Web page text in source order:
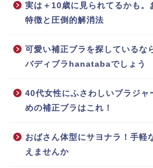
実は＋10歳に見られてるかも。
特徴と圧倒的解消法
可愛い補正ブラを探しているな
バディブラhanatabaでしょう
40代女性にふさわしいブラジャ
めの補正ブラはこれ！
おばさん体型にサヨナラ！手軽
えませんか